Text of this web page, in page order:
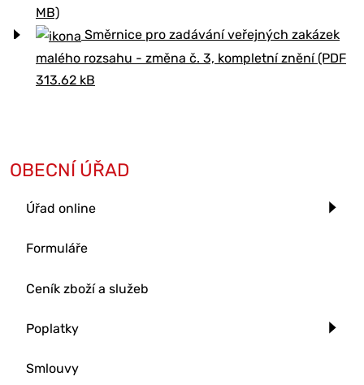
MB)
Směrnice pro zadávání veřejných zakázek
malého rozsahu - změna č. 3, kompletní znění (PDF
313.62 kB
OBECNÍ ÚŘAD
Úřad online
Formuláře
Ceník zboží a služeb
Poplatky
Smlouvy